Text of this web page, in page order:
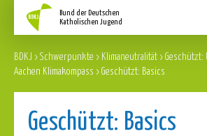
Aktuelles
Schwerpunkte
Service
Über Uns
BDKJ >Schwerpunkte > Klimaneutralität >Geschützt:
Aachen Klimakompass >Geschützt: Basics
Geschützt: Basics